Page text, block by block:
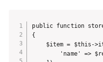
public function
{
$item = $this-
'name' =>